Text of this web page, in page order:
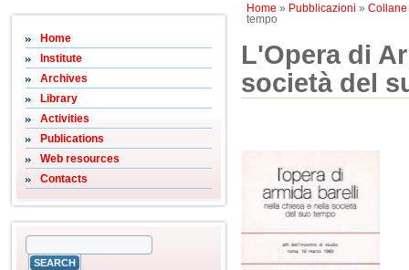
Home » Pubblicazioni » Collane
tempo
Home
Institute
Archives
Library
Activities
Publications
Web resources
Contacts
L'Opera di
società del